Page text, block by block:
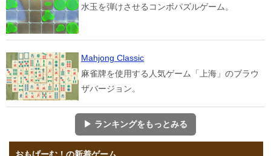
水玉を弾けさせるコンボパズルゲーム。
Mahjong Classic
麻雀牌を使用する人気ゲーム「上海」のブラウ
ザバージョン。
▶ ランキングをもっとみる